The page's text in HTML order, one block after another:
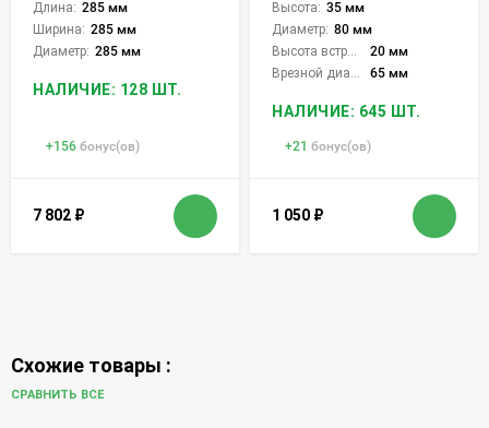
Длина: 285 мм
Ширина: 285 мм
Диаметр: 285 мм
НАЛИЧИЕ: 128 ШТ.
+156 бонус(ов)
7 802 ₽
Высота: 35 мм
Диаметр: 80 мм
Высота встройки:
20 мм
Врезной диаметр:
65 мм
НАЛИЧИЕ: 645 ШТ.
+21 бонус(ов)
1 050 ₽
Схожие товары :
СРАВНИТЬ ВСЕ